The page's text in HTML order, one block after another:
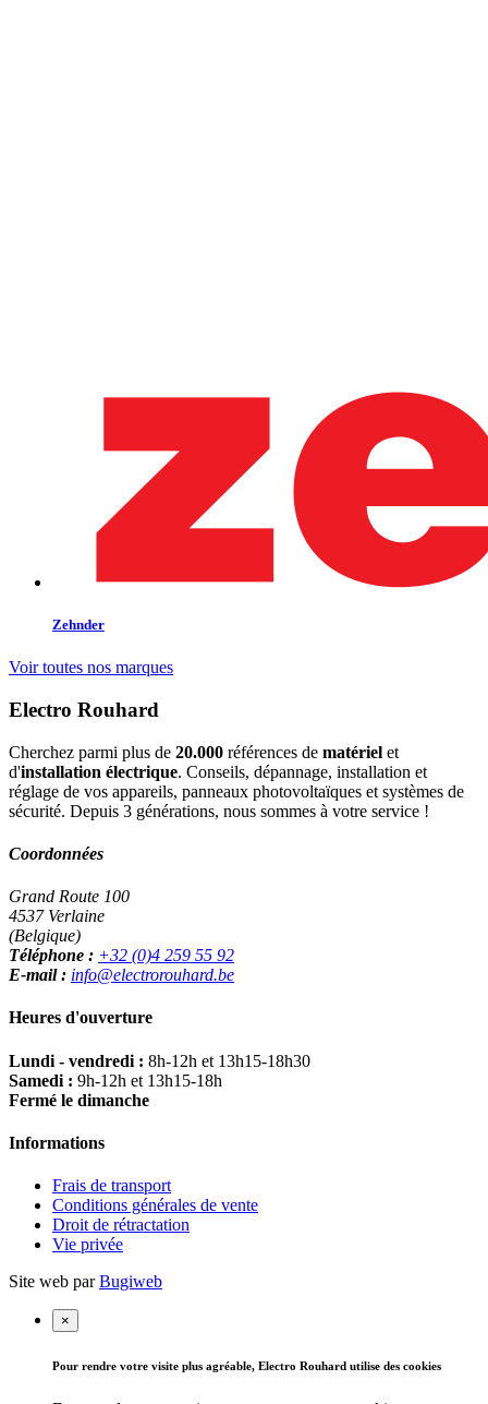
Zehnder
Voir toutes nos marques
Electro Rouhard
Cherchez parmi plus de 20.000 références de matériel et
d'installation électrique. Conseils, dépannage, installation et
réglage de vos appareils, panneaux photovoltaïques et systèmes de
sécurité. Depuis 3 générations, nous sommes à votre service !
Coordonnées
Grand Route 100
4537 Verlaine
(Belgique)
Téléphone : +32 (0)4 259 55 92
E-mail : info@electrorouhard.be
Heures d'ouverture
Lundi - vendredi : 8h-12h et 13h15-18h30
Samedi : 9h-12h et 13h15-18h
Fermé le dimanche
Informations
Frais de transport
Conditions générales de vente
Droit de rétractation
Vie privée
Site web parBugiweb
×
Pour rendre votre visite plus agréable, Electro Rouhard utilise des cookies